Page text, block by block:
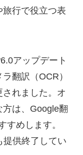
行で役立つ表
アップデート
翻訳（OCR）
れました。オ
は、Google翻
すめします。
提供終了してい